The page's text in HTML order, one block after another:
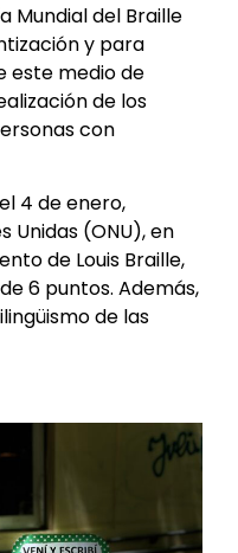
Mundial del Braille
y para
este medio de
de los
con
4 de enero,
Unidas (ONU), en
de Louis Braille,
6 puntos. Además,
de las